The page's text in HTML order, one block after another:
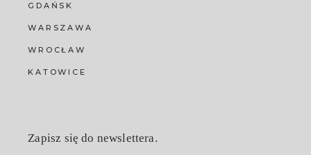
GDAŃSK
WARSZAWA
WROCŁAW
KATOWICE
Zapisz się do newslettera.